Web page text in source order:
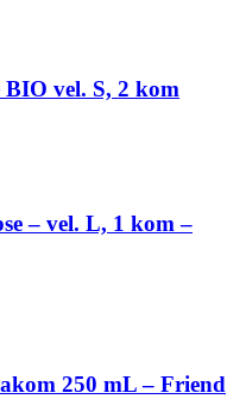
vel. S, 2 kom
– vel. L, 1 kom –
250 mL – Friend